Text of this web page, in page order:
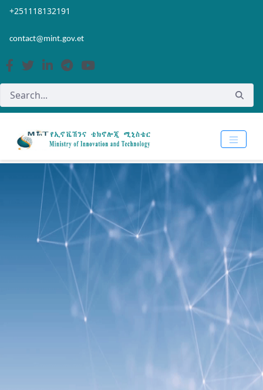
Skip to Main Content
Open Accessibility Menu
+251118132191
contact@mint.gov.et